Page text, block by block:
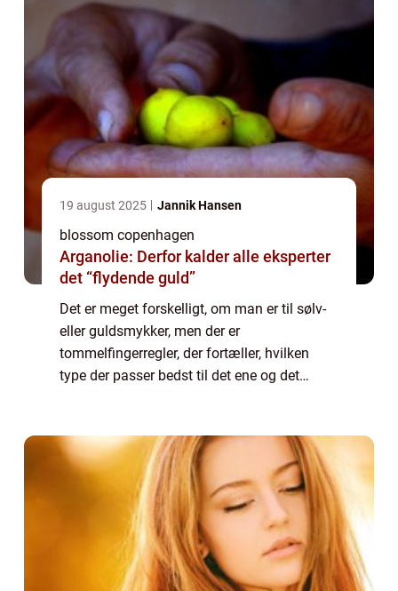
19 august 2025 Jannik Hansen
blossom copenhagen
Arganolie: Derfor kalder alle eksperter
det “flydende guld”
Det er meget forskelligt, om man er til sølv-
eller guldsmykker, men der er
tommelfingerregler, der fortæller, hvilken
type der passer bedst til det ene og det